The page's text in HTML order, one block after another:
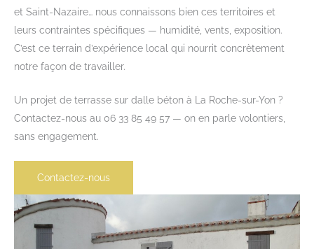
et Saint-Nazaire… nous connaissons bien ces territoires et
leurs contraintes spécifiques — humidité, vents, exposition.
C’est ce terrain d’expérience local qui nourrit concrètement
notre façon de travailler.
Un projet de terrasse sur dalle béton à La Roche-sur-Yon ?
Contactez-nous au 06 33 85 49 57 — on en parle volontiers,
sans engagement.
Contactez-nous